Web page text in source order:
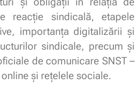
reacție sindicală, etapele
importanța digitalizării și
sindicale, precum și
de comunicare SNST –
și rețelele sociale.